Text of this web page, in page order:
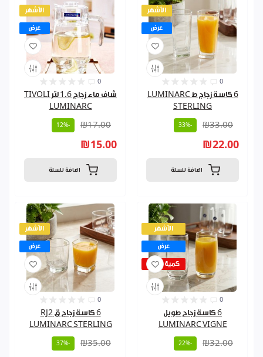
الأشهر
عرض
0
شاف ماء زجاج 1.6 لتر TIVOLI
LUMINARC
₪17.00
-12%
₪15.00
اضافة للسلة
الأشهر
عرض
0
6 كاسة زجاج ط LUMINARC
STERLING
₪33.00
-33%
₪22.00
اضافة للسلة
الأشهر
عرض
0
6 كاسة زجاج ق RJ2
LUMINARC STERLING
₪35.00
-37%
الأشهر
عرض
كمية قليلة
0
6 كاسة زجاج طويل
LUMINARC VIGNE
₪32.00
-22%